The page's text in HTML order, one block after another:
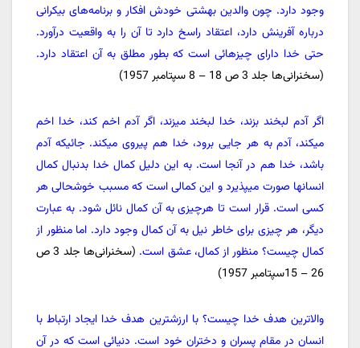
وجود دارد. چون والدین بهشتی خودش افکار و برنامه‌های بیکرانی
درباره آفرینش دارد، اعتقاد راسخ دارد تا آن را به واقعیت درآورد.
حتی خدا دارای چیزهائی است که بطور مطلق به آن اعتقاد دارد.
(سخنرانی‌ها جلد 3 ص 18 – 8 سپتامبر 1957)
اگر آدم لبخند بزند، خدا لبخند میزند، اگر آدم اخم کند، خدا اخم
میکند، آدم به هر جایی برود، خدا هم پیروی میکند. جائیکه آدم
باشد، خدا هم در آنجا است. به این دلیل کمال خدا بدنبال کمال
انسانها صورت میپذیرد و این کمالی است که مسبب خوشحالی هر
کسی است. قرار است تا هرچیزی به آن کمال نائل شود. به عبارت
دیگر، هر چیزی برای خاطر نیل به آن کمال وجود دارد. اما منظور از
کمال چیست؟ منظور از کمال، عشق است.
(سخنرانی‌ها جلد 3 ص
26 – 15سپتامبر 1957)
والاترین هدف خدا چیست؟ با ارزشترین هدف خدا ایجاد ارتباط با
انسان در مقام پسران و دختران خود است. دنیائی است که در آن